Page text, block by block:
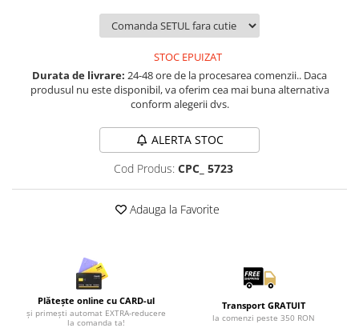
Pijamale de dama
Pijamale de barbati
Halate si pijamale Family
Pijamale de copii
Pijamale BIG SIZE femei
Cadouri ocazii speciale
Tricouri de craciun
STOC EPUIZAT
Durata de livrare: 24-48 ore de la procesarea comenzii.. Daca
produsul nu este disponibil, va oferim cea mai buna alternativa
conform alegerii dvs.
ALERTA STOC
Cod Produs: CPC_ 5723
Adauga la Favorite
Plătește online cu CARD-ul
și primești automat EXTRA-reducere
la comanda ta!
Transport GRATUIT
la comenzi peste 350 RON